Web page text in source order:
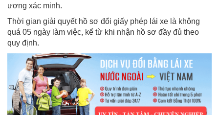
ương xác minh.
Thời gian giải quyết hồ sơ đổi giấy phép lái xe là không
quá 05 ngày làm việc, kể từ khi nhận hồ sơ đầy đủ theo
quy định.